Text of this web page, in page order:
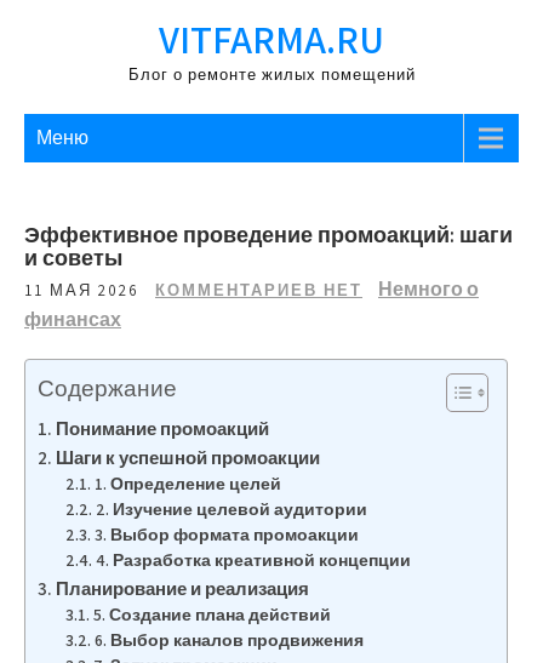
VITFARMA.RU
Блог о ремонте жилых помещений
Меню
Эффективное проведение промоакций: шаги
и советы
11 МАЯ 2026 КОММЕНТАРИЕВ НЕТ
Немного о
финансах
Содержание
Понимание промоакций
Шаги к успешной промоакции
1. Определение целей
2. Изучение целевой аудитории
3. Выбор формата промоакции
4. Разработка креативной концепции
Планирование и реализация
5. Создание плана действий
6. Выбор каналов продвижения